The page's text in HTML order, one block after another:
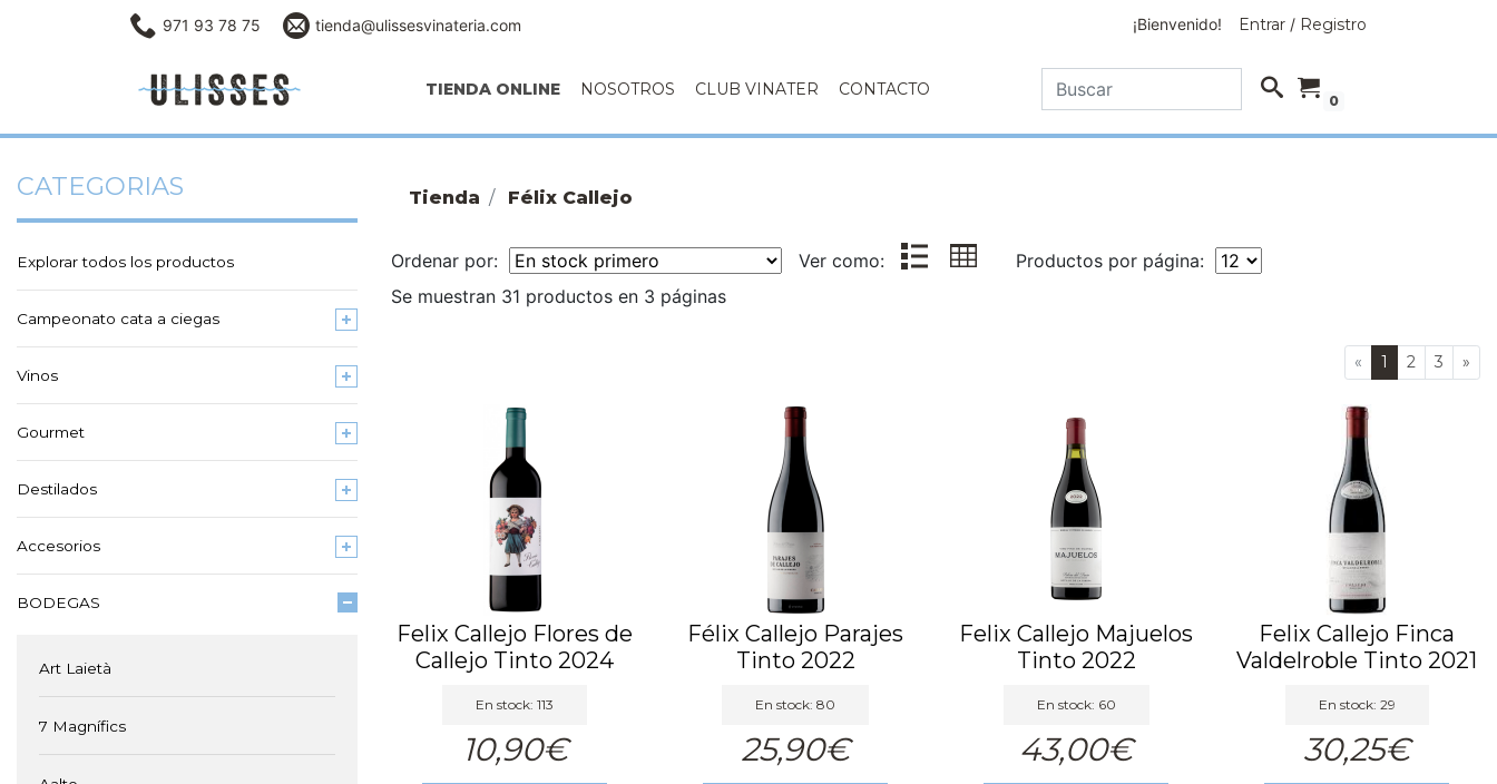
971 93 78 75 tienda@ulissesvinateria.com ¡Bienvenido! Entrar / Registro
TIENDA ONLINE NOSOTROS CLUB VINATER CONTACTO
0
CATEGORIAS
Explorar todos los productos
Campeonato cata a ciegas
Vinos
Gourmet
Destilados
Accesorios
BODEGAS
Art Laietà
7 Magnífics
Tienda Félix Callejo
Ordenar por: Ver como:
Productos por página:
Se muestran 31 productos en 3 páginas
« 1 2 3 »
Felix Callejo Flores de
Callejo Tinto 2024
En stock: 113
10,90€
Félix Callejo Parajes
Tinto 2022
En stock: 80
25,90€
Felix Callejo Majuelos
Tinto 2022
En stock: 60
43,00€
Felix Callejo Finca
Valdelroble Tinto 2021
En stock: 29
30,25€